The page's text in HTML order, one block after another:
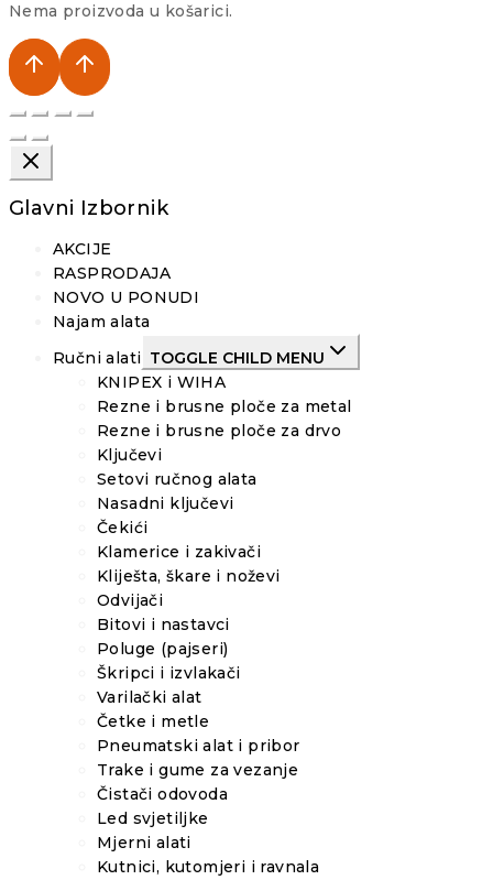
Nema proizvoda u košarici.
Glavni Izbornik
AKCIJE
RASPRODAJA
NOVO U PONUDI
Najam alata
Ručni alati TOGGLE CHILD MENU
KNIPEX i WIHA
Rezne i brusne ploče za metal
Rezne i brusne ploče za drvo
Ključevi
Setovi ručnog alata
Nasadni ključevi
Čekići
Klamerice i zakivači
Kliješta, škare i noževi
Odvijači
Bitovi i nastavci
Poluge (pajseri)
Škripci i izvlakači
Varilački alat
Četke i metle
Pneumatski alat i pribor
Trake i gume za vezanje
Čistači odovoda
Led svjetiljke
Mjerni alati
Kutnici, kutomjeri i ravnala